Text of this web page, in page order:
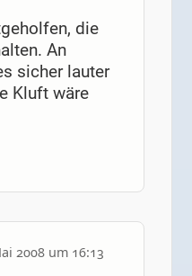
die
An
sicher lauter
Kluft wäre
2008 um 16:13